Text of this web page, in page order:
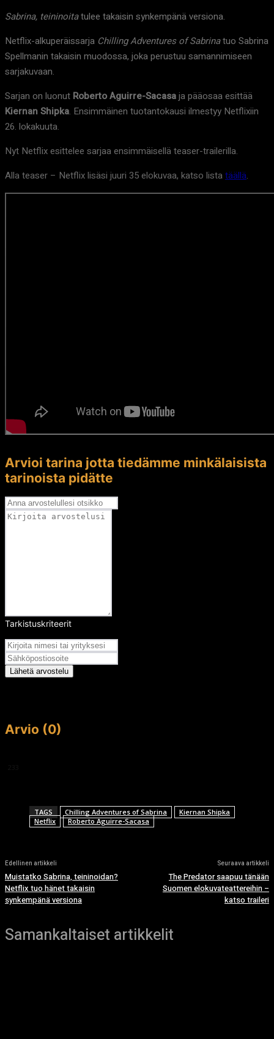
Sabrina, teininoitatulee takaisin synkempänä versiona.
Netflix-alkuperäissarja Chilling Adventures of Sabrinatuo Sabrina
Spellmanin takaisin muodossa, joka perustuu samannimiseen
sarjakuvaan.
Sarjan on luonut Roberto Aguirre-Sacasaja pääosaa esittää
Kiernan Shipka. Ensimmäinen tuotantokausi ilmestyy Netflixiin
26. lokakuuta.
Nyt Netflix esittelee sarjaa ensimmäisellä teaser-trailerilla.
Alla teaser – Netflix lisäsi juuri 35 elokuvaa, katso listatäällä.
Arvioi tarina jotta tiedämme minkälaisista
tarinoista pidätte
Tarkistuskriteerit
Lähetä arvostelu
Arvio (0)
TAGS Chilling Adventures of Sabrina
Kiernan Shipka
Netflix
Roberto Aguirre-Sacasa
Edellinen artikkeli
Muistatko Sabrina, teininoidan?
Netflix tuo hänet takaisin
synkempänä versiona
Seuraava artikkeli
The Predator saapuu tänään
Suomen elokuvateattereihin –
katso traileri
Samankaltaiset artikkelit